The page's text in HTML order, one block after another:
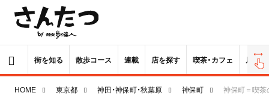
街を知る 散歩コース 連載 店を探す 喫茶・カフェ 居酒屋
HOME 東京都 神田・神保町・秋葉原 神保町
神保町＝喫